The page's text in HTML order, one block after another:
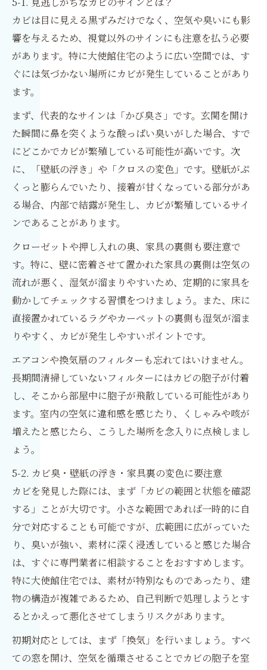
カビは目に見える黒ずみだけでなく、空気や臭いにも影
響を与えるため、視覚以外のサインにも注意を払う必要
があります。特に大使館住宅のように広い空間では、す
ぐには気づかない場所にカビが発生していることがあり
ます。
まず、代表的なサインは「かび臭さ」です。玄関を開け
た瞬間に鼻を突くような酸っぱい臭いがした場合、すで
にどこかでカビが繁殖している可能性が高いです。次
に、「壁紙の浮き」や「クロスの変色」です。壁紙がぷ
くっと膨らんでいたり、接着が甘くなっている部分があ
る場合、内部で結露が発生し、カビが繁殖しているサイ
ンであることがあります。
クローゼットや押し入れの奥、家具の裏側も要注意で
す。特に、壁に密着させて置かれた家具の裏側は空気の
流れが悪く、湿気が溜まりやすいため、定期的に家具を
動かしてチェックする習慣をつけましょう。また、床に
直接置かれているラグやカーペットの裏側も湿気が溜ま
りやすく、カビが発生しやすいポイントです。
エアコンや換気扇のフィルターも忘れてはいけません。
長期間清掃していないフィルターにはカビの胞子が付着
し、そこから部屋中に胞子が飛散している可能性があり
ます。室内の空気に違和感を感じたり、くしゃみや咳が
増えたと感じたら、こうした場所を念入りに点検しまし
ょう。
5-2. カビ臭・壁紙の浮き・家具裏の変色に要注意
カビを発見した際には、まず「カビの範囲と状態を確認
する」ことが大切です。小さな範囲であれば一時的に自
分で対応することも可能ですが、広範囲に広がっていた
り、臭いが強い、素材に深く浸透していると感じた場合
は、すぐに専門業者に相談することをおすすめします。
特に大使館住宅では、素材が特別なものであったり、建
物の構造が複雑であるため、自己判断で処理しようとす
るとかえって悪化させてしまうリスクがあります。
初期対応としては、まず「換気」を行いましょう。すべ
ての窓を開け、空気を循環させることでカビの胞子を室